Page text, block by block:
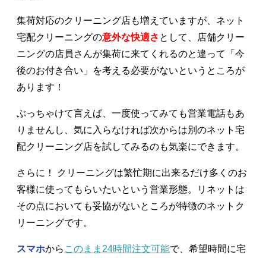
集荷対応のクリーニング店も増えていますが、ネット
宅配クリーニングの意外な快適さ として、店舗クリー
ニングの店員さんが集荷に来てくれるのと違って「今
後のお付き合い」を考える必要がないというところが
あります！
ぶっちゃけて言えば、一度使ってみても営業電話もあ
りませんし、気に入らなければ次からは別のネット宅
配クリーニング店を試してみるのも気楽にできます。
さらに！ クリーニングは繁忙期に出来るだけ多くのお
客様に使ってもらいたいという営業形態。リネットは
その点においても妥協がないところが特徴のネットク
リーニングです。
スマホから このまま24時間注文可能で、希望時間に宅